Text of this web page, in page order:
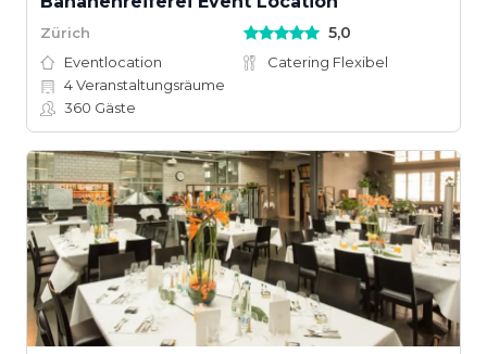
Zürich 5,0
Eventlocation
Catering Flexibel
4Veranstaltungsräume
360 Gäste